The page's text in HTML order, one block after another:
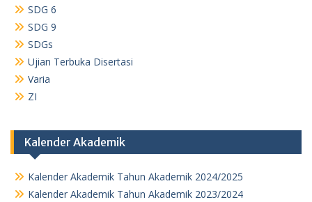
SDG 6
SDG 9
SDGs
Ujian Terbuka Disertasi
Varia
ZI
Kalender Akademik
Kalender Akademik Tahun Akademik 2024/2025
Kalender Akademik Tahun Akademik 2023/2024